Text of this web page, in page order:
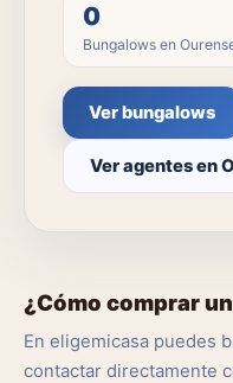
0
Bungalows en
Ver bungalows
Ver agentes en
¿Cómo comprar
En eligemicasa puedes
contactar directamente